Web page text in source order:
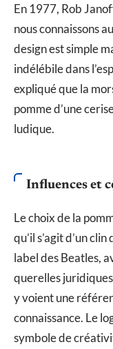
En 1977, Rob
nous connaissons
design est simple
indélébile dans
expliqué que la
pomme d’une
ludique.
Influences et
Le choix de la
qu’il s’agit d’un
label des Beatles,
querelles
y voient une
connaissance. Le
symbole de